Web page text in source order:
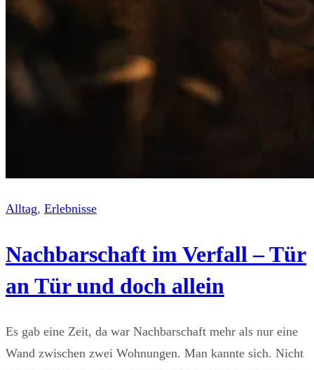
Alltag, Erlebnisse
Nachbarschaft im Verfall – Tür
an Tür und doch allein
Es gab eine Zeit, da war Nachbarschaft mehr als nur eine
Wand zwischen zwei Wohnungen. Man kannte sich. Nicht